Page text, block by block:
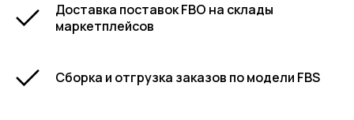
Доставка поставок FBO на склады
маркетплейсов
Сборка и отгрузка заказов по модели FBS